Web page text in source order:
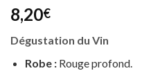
8,20€
Dégustation du Vin
Robe :Rouge profond.